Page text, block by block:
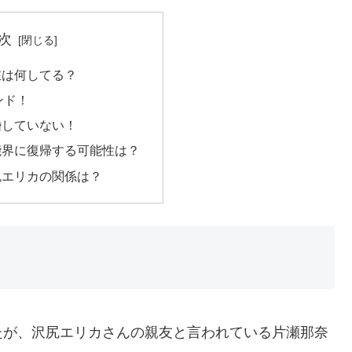
何してる？
！
ていない！
に復帰する可能性は？
リカの関係は？
、沢尻エリカさんの親友と言われている片瀬那奈